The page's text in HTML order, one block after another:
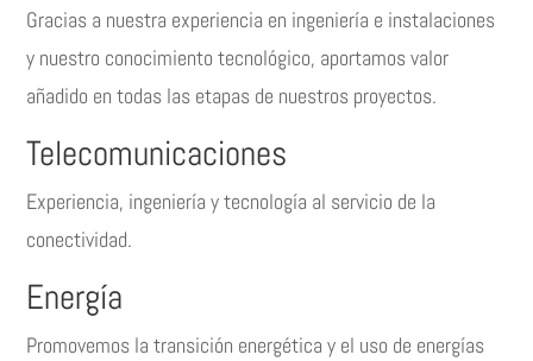
Gracias a nuestra experiencia en ingeniería e instalaciones
y nuestro conocimiento tecnológico, aportamos valor
añadido en todas las etapas de nuestros proyectos.
Telecomunicaciones
Experiencia, ingeniería y tecnología al servicio de la
conectividad.
Energía
Promovemos la transición energética y el uso de energías